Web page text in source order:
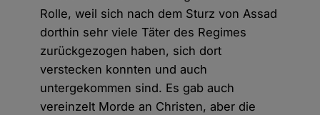
Rolle, weil sich nach dem Sturz von Assad
dorthin sehr viele Täter des Regimes
zurückgezogen haben, sich dort
verstecken konnten und auch
untergekommen sind. Es gab auch
vereinzelt Morde an Christen, aber die